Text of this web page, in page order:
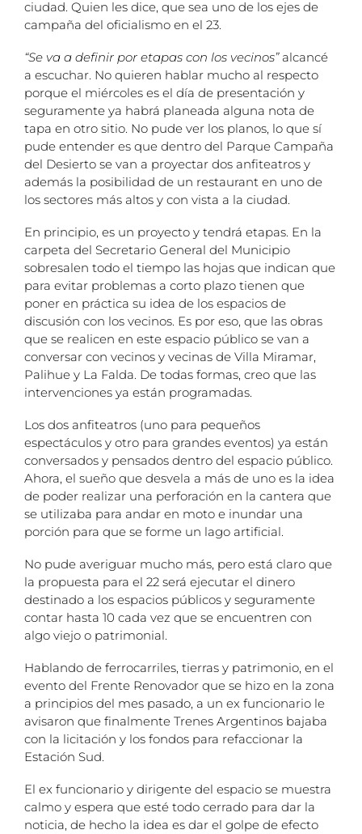
ciudad. Quien les dice, que sea uno de los ejes de
campaña del oficialismo en el 23.
“Se va a definir por etapas con los vecinos” alcancé
a escuchar. No quieren hablar mucho al respecto
porque el miércoles es el día de presentación y
seguramente ya habrá planeada alguna nota de
tapa en otro sitio. No pude ver los planos, lo que sí
pude entender es que dentro del Parque Campaña
del Desierto se van a proyectar dos anfiteatros y
además la posibilidad de un restaurant en uno de
los sectores más altos y con vista a la ciudad.
En principio, es un proyecto y tendrá etapas. En la
carpeta del Secretario General del Municipio
sobresalen todo el tiempo las hojas que indican que
para evitar problemas a corto plazo tienen que
poner en práctica su idea de los espacios de
discusión con los vecinos. Es por eso, que las obras
que se realicen en este espacio público se van a
conversar con vecinos y vecinas de Villa Miramar,
Palihue y La Falda. De todas formas, creo que las
intervenciones ya están programadas.
Los dos anfiteatros (uno para pequeños
espectáculos y otro para grandes eventos) ya están
conversados y pensados dentro del espacio público.
Ahora, el sueño que desvela a más de uno es la idea
de poder realizar una perforación en la cantera que
se utilizaba para andar en moto e inundar una
porción para que se forme un lago artificial.
No pude averiguar mucho más, pero está claro que
la propuesta para el 22 será ejecutar el dinero
destinado a los espacios públicos y seguramente
contar hasta 10 cada vez que se encuentren con
algo viejo o patrimonial.
Hablando de ferrocarriles, tierras y patrimonio, en el
evento del Frente Renovador que se hizo en la zona
a principios del mes pasado, a un ex funcionario le
avisaron que finalmente Trenes Argentinos bajaba
con la licitación y los fondos para refaccionar la
Estación Sud.
El ex funcionario y dirigente del espacio se muestra
calmo y espera que esté todo cerrado para dar la
noticia, de hecho la idea es dar el golpe de efecto